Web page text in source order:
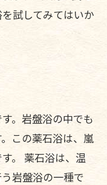
試してみてはいか
。岩盤浴の中でも
この薬石浴は、嵐
。 薬石浴は、温
岩盤浴の一種で